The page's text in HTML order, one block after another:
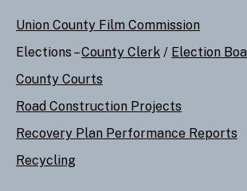
Union County Film Commission
Elections –County Clerk / Election
County Courts
Road Construction Projects
Recovery Plan Performance Reports
Recycling